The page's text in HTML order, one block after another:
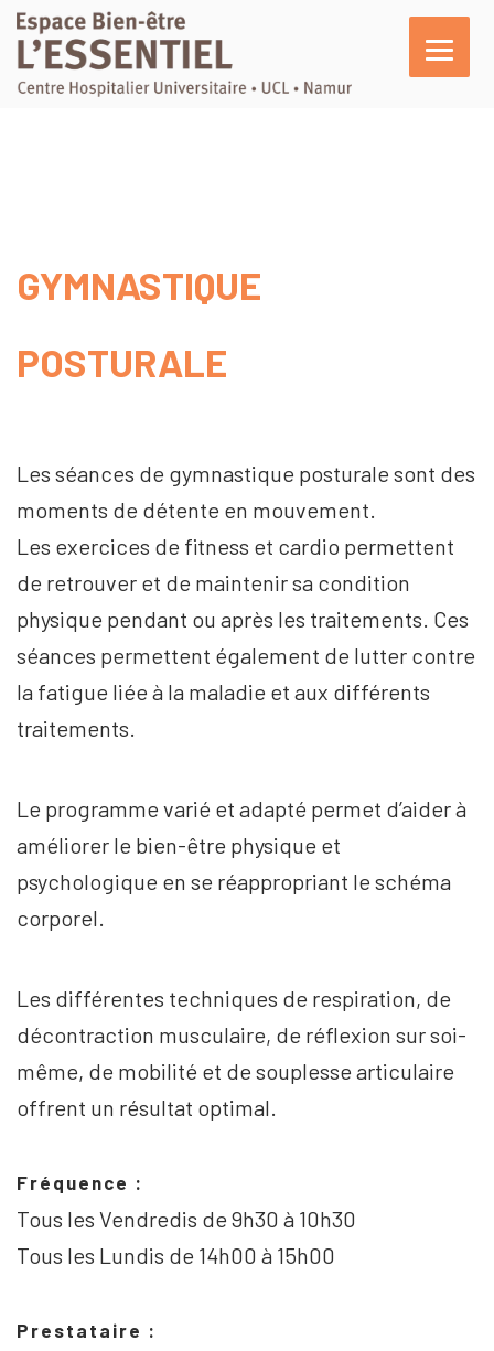
GYMNASTIQUE
POSTURALE
Les séances de gymnastique posturale sont des
moments de détente en mouvement.
Les exercices de fitness et cardio permettent
de retrouver et de maintenir sa condition
physique pendant ou après les traitements. Ces
séances permettent également de lutter contre
la fatigue liée à la maladie et aux différents
traitements.
Le programme varié et adapté permet d’aider à
améliorer le bien-être physique et
psychologique en se réappropriant le schéma
corporel.
Les différentes techniques de respiration, de
décontraction musculaire, de réflexion sur soi-
même, de mobilité et de souplesse articulaire
offrent un résultat optimal.
Fréquence :
Tous les Vendredis de 9h30 à 10h30
Tous les Lundis de 14h00 à 15h00
Prestataire :